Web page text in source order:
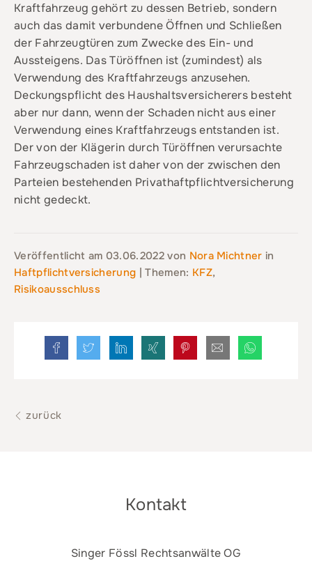
Kraftfahrzeug gehört zu dessen Betrieb, sondern
auch das damit verbundene Öffnen und Schließen
der Fahrzeugtüren zum Zwecke des Ein- und
Aussteigens. Das Türöffnen ist (zumindest) als
Verwendung des Kraftfahrzeugs anzusehen.
Deckungspflicht des Haushaltsversicherers besteht
aber nur dann, wenn der Schaden nicht aus einer
Verwendung eines Kraftfahrzeugs entstanden ist.
Der von der Klägerin durch Türöffnen verursachte
Fahrzeugschaden ist daher von der zwischen den
Parteien bestehenden Privathaftpflichtversicherung
nicht gedeckt.
Veröffentlicht am 03.06.2022von Nora Michtner in
Haftpflichtversicherung | Themen: KFZ,
Risikoausschluss
zurück
Kontakt
Singer Fössl Rechtsanwälte OG